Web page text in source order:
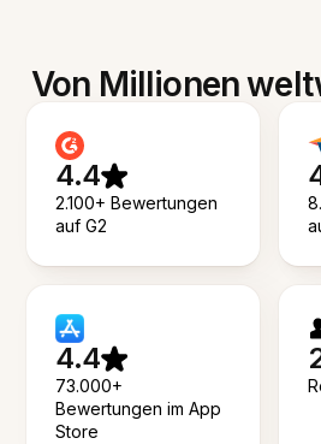
Von Millionen
4.4
2.100+ Bewertungen
auf G2
4.4
73.000+
Bewertungen im App
Store